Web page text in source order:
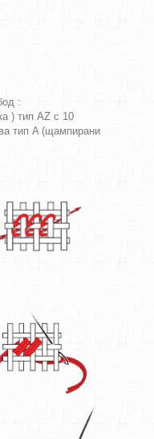
:
) тип AZ с 10
тип A (щампирани